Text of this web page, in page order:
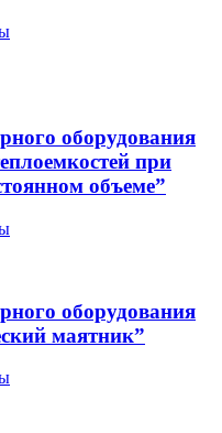
оборудования
при
объеме”
оборудования
маятник”